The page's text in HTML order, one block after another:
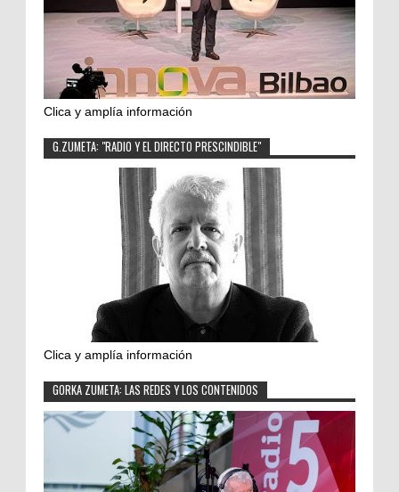
Clica y amplía información
G.ZUMETA: "RADIO Y EL DIRECTO PRESCINDIBLE"
Clica y amplía información
GORKA ZUMETA: LAS REDES Y LOS CONTENIDOS